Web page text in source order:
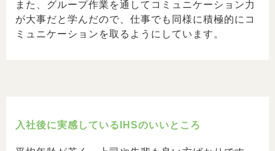
また、グループ作業を通してコミュニケーション力
が大事だと学んだので、仕事でも同様に積極的にコ
ミュニケーションを取るようにしています。
入社後に実感しているIHSのいいところ